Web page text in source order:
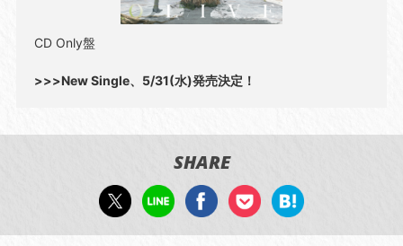
CD Only盤
>>>New Single、5/31(水)発売決定！
SHARE